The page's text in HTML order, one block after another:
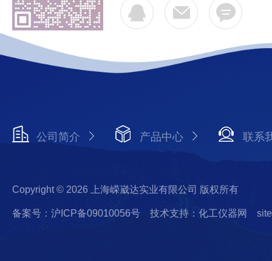
公司简介 产品中心 联系
Copyright © 2026 上海嵘崴达实业有限公司 版权所有
备案号：沪ICP备09010056号 技术支持：化工仪器网